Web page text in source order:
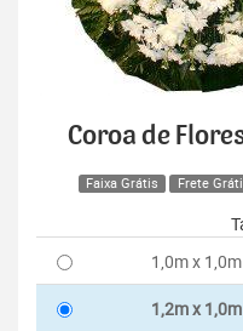
Coroa de
Faixa Grátis Frete
1,0m x 1,0m
1,2m x 1,0m